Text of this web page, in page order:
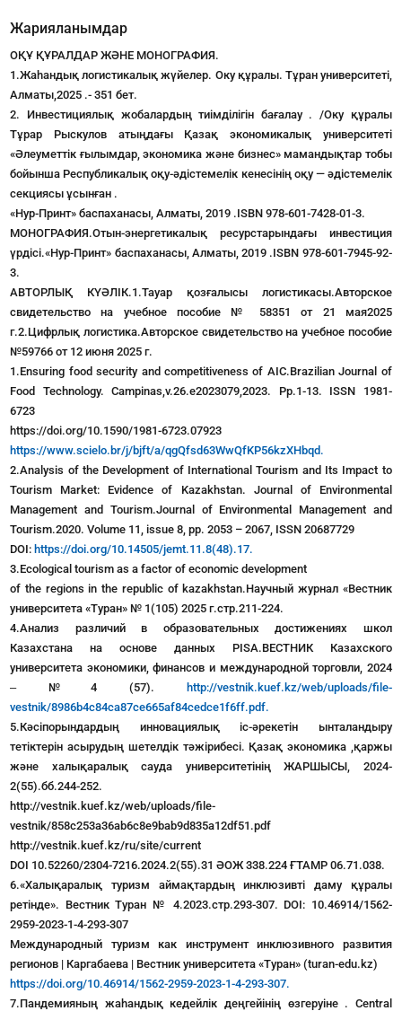
Жарияланымдар
ОҚҰ ҚҰРАЛДАР ЖӘНЕ МОНОГРАФИЯ.
1.Жаһандық логистикалық жүйелер. Оку құралы. Тұран университеті,
Алматы,2025 .- 351 бет.
2. Инвестициялық жобалардың тиімділігін бағалау . /Оку құралы
Тұрар Рыскулов атыңдағы Қазақ экономикалық университеті
«Әлеуметтік ғылымдар, экономика және бизнес» мамандықтар тобы
бойынша Республикалық оқу-әдістемелік кенесінің оқу — әдістемелік
секциясы ұсынған .
«Нур-Принт» баспаханасы, Алматы, 2019 .ISBN 978-601-7428-01-3.
МОНОГРАФИЯ.Отын-энергетикалық ресурстарындағы инвестиция
үрдісі.«Нур-Принт» баспаханасы, Алматы, 2019 .ISBN 978-601-7945-92-
3.
АВТОРЛЫҚ КҮӘЛІК.1.Тауар қозғалысы логистикасы.Авторское
свидетельство на учебное пособие № 58351 от 21 мая2025
г.2.Цифрлық логистика.Авторское свидетельство на учебное пособие
№59766 от 12 июня 2025 г.
1.Ensuring food security and competitiveness of AIC.Brazilian Journal of
Food Technology. Campinas,v.26.e2023079,2023. Pp.1-13. ISSN 1981-
6723
https://doi.org/10.1590/1981-6723.07923
https://www.scielo.br/j/bjft/a/qgQfsd63WwQfKP56kzXHbqd.
2.Analysis of the Development of International Tourism and Its Impact to
Tourism Market: Evidence of Kazakhstan. Journal of Environmental
Management and Tourism.Journal of Environmental Management and
Tourism.2020. Volume 11, issue 8, pp. 2053 – 2067, ISSN 20687729
DOI: https://doi.org/10.14505/jemt.11.8(48).17.
3.Еcological tourism as a factor of economic development
of the regions in the republic of kazakhstan.Научный журнал «Вестник
университета «Туран» № 1(105) 2025 г.стр.211-224.
4.Анализ различий в образовательных достижениях школ
Казахстана на основе данных PISA.ВЕСТНИК Казахского
университета экономики, финансов и международной торговли, 2024
‒ №4 (57).
http://vestnik.kuef.kz/web/uploads/file-
vestnik/8986b4c84ca87ce665af84cedce1f6ff.pdf.
5.Кәсіпорындардың инновациялық іс-әрекетін ынталандыру
тетіктерін асырудың шетелдік тәжірибесі. Қазақ экономика ,қаржы
және халықаралық сауда университетінің ЖАРШЫСЫ, 2024-
2(55).бб.244-252.
http://vestnik.kuef.kz/web/uploads/file-
vestnik/858c253a36ab6c8e9bab9d835a12df51.pdf
http://vestnik.kuef.kz/ru/site/current
DOI 10.52260/2304-7216.2024.2(55).31 ӘОЖ 338.224 ҒТАМР 06.71.038.
6.«Халықаралық туризм аймақтардың инклюзивті даму құралы
ретінде». Вестник Туран № 4.2023.стр.293-307. DOI: 10.46914/1562-
2959-2023-1-4-293-307
Международный туризм как инструмент инклюзивного развития
регионов | Каргабаева | Вестник университета «Туран» (turan-edu.kz)
https://doi.org/10.46914/1562-2959-2023-1-4-293-307.
7.Пандемияның жаһандық кедейлік деңгейінің өзгеруіне . Central